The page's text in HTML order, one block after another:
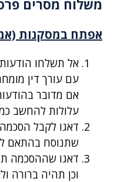
משלוח מסרים
אפתח במסקנות
אל תשלחו
עם עורך דין
אם מדובר
עלולות להחשב
דאגו לקבל
שתנוסח בהתאם
דאגו שההסכמה
וכן תהיה ברורה